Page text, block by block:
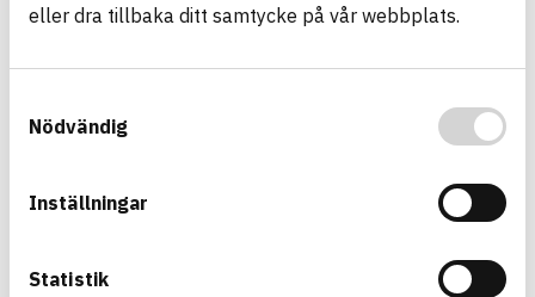
eller dra tillbaka ditt samtycke på vår webbplats.
Nödvändig
Inställningar
Statistik
The BASTA system is alone on the market in
sustainability information about construction
and grades with regard to phasing out hazardous
BASTA is a subsidiary to
Byggföretagen